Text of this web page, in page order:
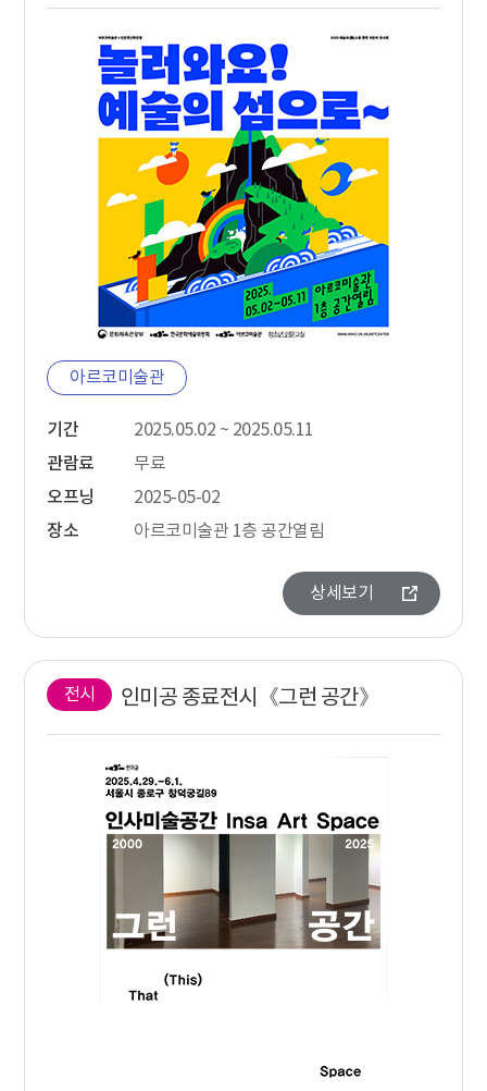
아르코미술관
기간
2025.05.02 ~ 2025.05.11
관람료
무료
오프닝
2025-05-02
장소
아르코미술관 1층 공간열림
상세보기
전시 인미공 종료전시《그런 공간》